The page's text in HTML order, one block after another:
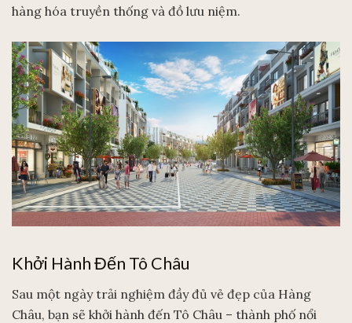
hàng hóa truyền thống và đồ lưu niệm.
Khởi Hành Đến Tô Châu
Sau một ngày trải nghiệm đầy đủ vẻ đẹp của Hàng
Châu, bạn sẽ khởi hành đến Tô Châu – thành phố nổi